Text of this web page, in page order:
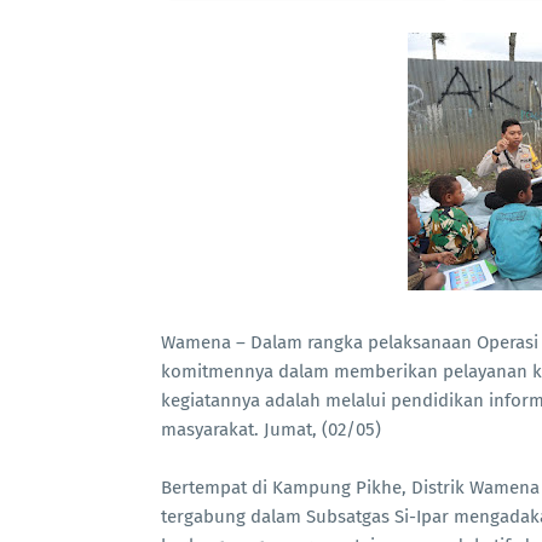
Wamena – Dalam rangka pelaksanaan
komitmennya dalam memberikan pelayanan
kegiatannya adalah melalui pendidikan
masyarakat. Jumat, (02/05)
Bertempat di Kampung Pikhe, Distrik
tergabung dalam Subsatgas Si-Ipar